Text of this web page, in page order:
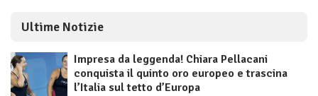
Ultime Notizie
Impresa da leggenda! Chiara Pellacani
conquista il quinto oro europeo e trascina
l’Italia sul tetto d’Europa